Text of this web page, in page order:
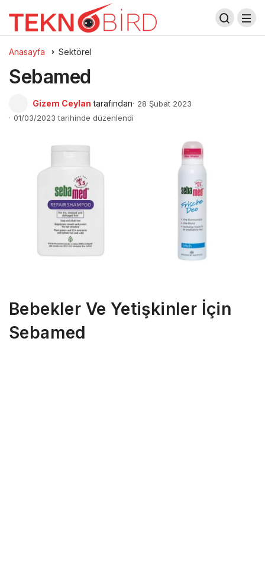
Anasayfa Sektörel
Sebamed
Gizem Ceylan tarafından
28 Şubat 2023
01/03/2023 tarihinde düzenlendi
Bebekler Ve Yetişkinler İçin
Sebamed